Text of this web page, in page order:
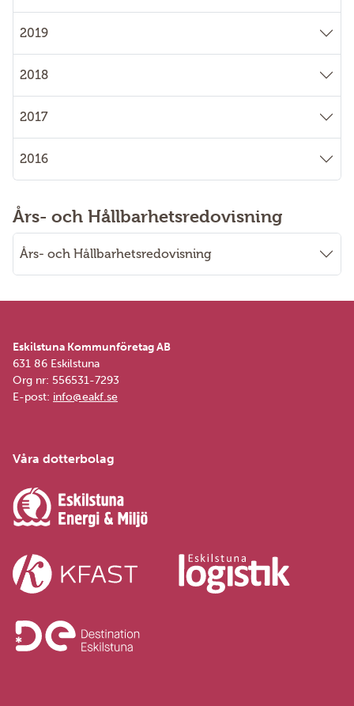
2019
2018
2017
2016
Års- och Hållbarhetsredovisning
Års- och Hållbarhetsredovisning
Eskilstuna Kommunföretag AB
631 86 Eskilstuna
Org nr: 556531-7293
E-post: info@eakf.se
Våra dotterbolag